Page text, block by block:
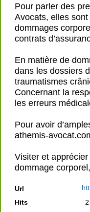
Pour parler des
Avocats, elles
dommages
contrats
En matière de
dans les dossiers
traumatismes
Concernant la
les erreurs
Pour avoir
athemis-
Visiter et
dommage
Url
Hits
2